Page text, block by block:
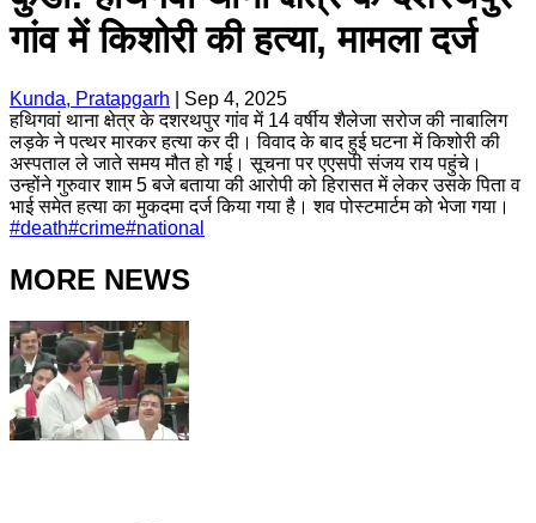
गांव में किशोरी की हत्या, मामला दर्ज
Kunda, Pratapgarh
Sep 4, 2025
हथिगवां थाना क्षेत्र के दशरथपुर गांव में 14 वर्षीय शैलेजा सरोज की नाबालिग
लड़के ने पत्थर मारकर हत्या कर दी। विवाद के बाद हुई घटना में किशोरी की
अस्पताल ले जाते समय मौत हो गई। सूचना पर एएसपी संजय राय पहुंचे।
उन्होंने गुरुवार शाम 5 बजे बताया की आरोपी को हिरासत में लेकर उसके पिता व
भाई समेत हत्या का मुकदमा दर्ज किया गया है। शव पोस्टमार्टम को भेजा गया।
#death#crime#national
MORE NEWS